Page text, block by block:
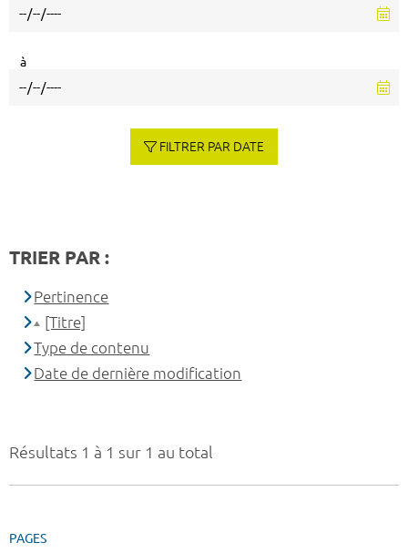
Résultats 1 à 1 sur 1 au total
PAGES
à
FILTRER PAR DATE
TRIER PAR :
Pertinence
[Titre]
Type de contenu
Date de dernière modification